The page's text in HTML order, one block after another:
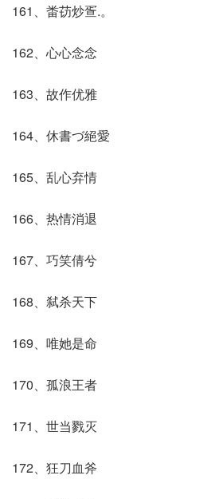
161、畨苆炒疍.。
162、心心念念
163、故作优雅
164、休書づ絕愛
165、乱心弃情
166、热情消退
167、巧笑倩兮
168、弑杀天下
169、唯她是命
170、孤浪王者
171、世当戮灭
172、狂刀血斧